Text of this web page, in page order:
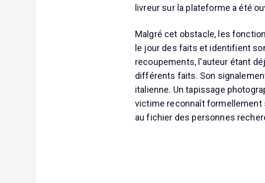
livreur sur la plateforme a été
Malgré cet obstacle, les
le jour des faits et identifient
recoupements, l'auteur étant
différents faits. Son
italienne. Un tapissage
victime reconnaît formellement
au fichier des personnes